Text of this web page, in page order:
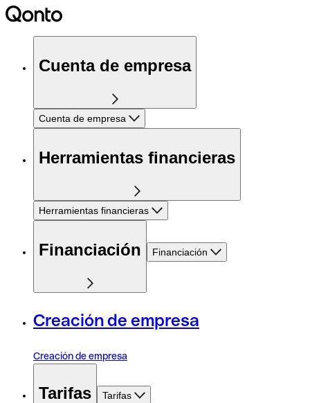
Cuenta de empresa
Cuenta de empresa
Herramientas financieras
Herramientas financieras
Financiación Financiación
Creación de empresa
Creación de empresa
Tarifas Tarifas